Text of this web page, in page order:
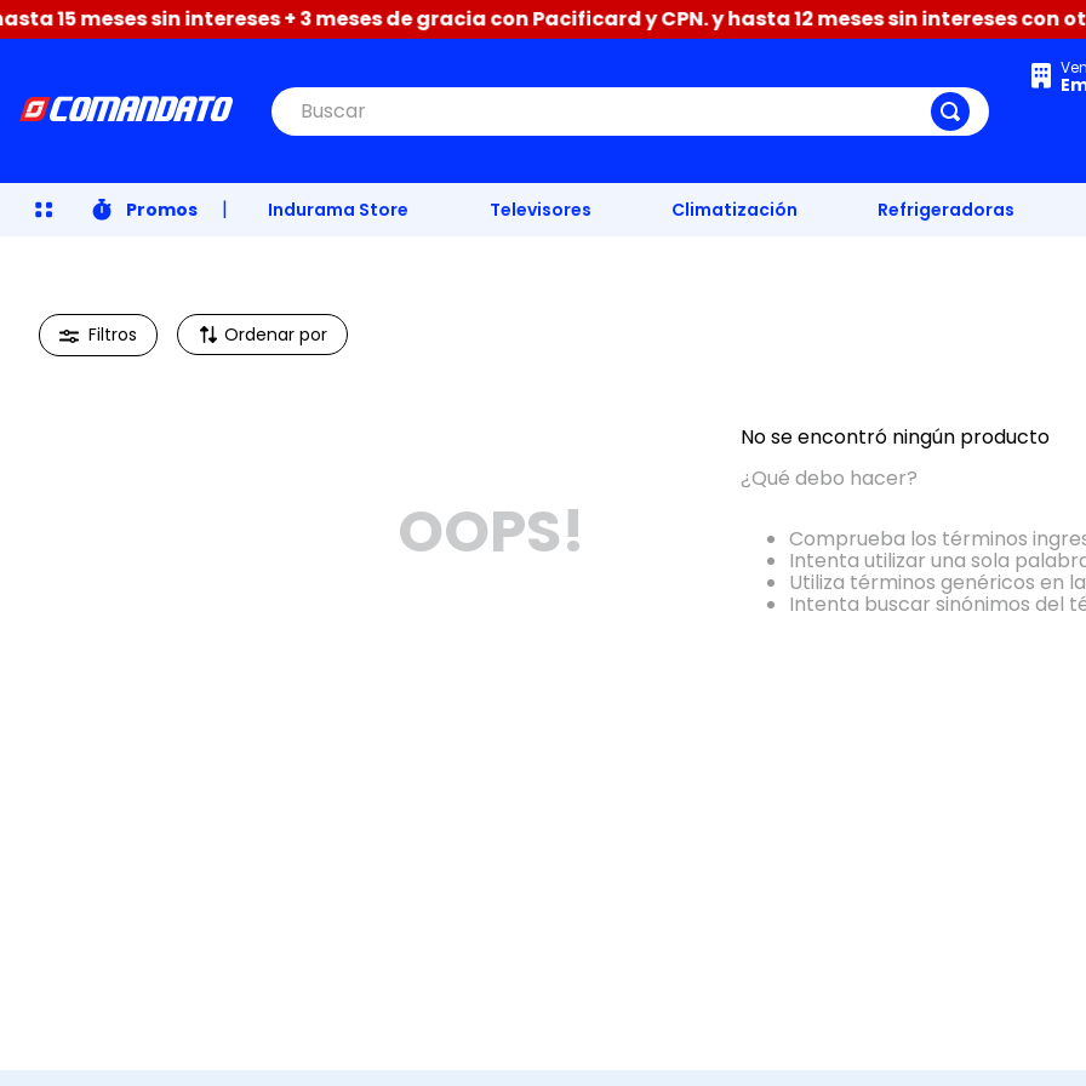
meses sin intereses + 3 meses de gracia con Pacificard y CPN. y hasta 12 meses sin intereses con
Buscar
Promos | Indurama Store Televisores Climatización Refrigeradoras
Ordenar por
OOPS!
No se encontró ningún producto
¿Qué debo hacer?
Comprueba los términos
Intenta utilizar una sola
Utiliza términos genéricos en
Intenta buscar sinónimos del